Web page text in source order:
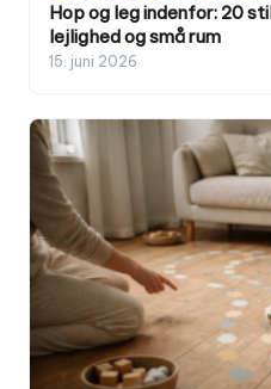
Hop og leg indenfor: 20
lejlighed og små rum
15. juni 2026